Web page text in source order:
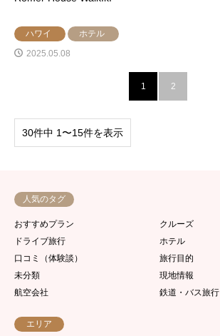
ハワイ
ホテル
2025.05.08
1 2
30件中 1〜15件を表示
人気のタグ
おすすめプラン
クルーズ
ドライブ旅行
ホテル
口コミ（体験談）
旅行目的
未分類
現地情報
航空会社
鉄道・バス旅行
エリア